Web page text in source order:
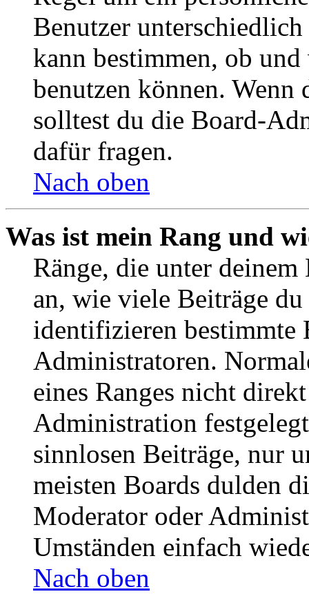
Benutzer
kann bestimmen, ob
benutzen können. Wenn
solltest du die Board-
dafür fragen.
Nach oben
Was ist mein Rang und
Ränge, die unter deinem
an, wie viele Beiträge
identifizieren bestimmte
Administratoren.
eines Ranges nicht
Administration
sinnlosen Beiträge, nur
meisten Boards dulden
Moderator oder
Umständen einfach
Nach oben